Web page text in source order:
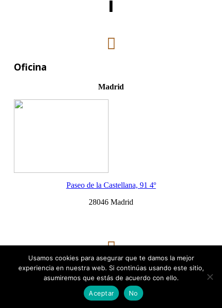
Oficina
Madrid
Paseo de la Castellana, 91 4º
28046 Madrid
Oficina
Barcelona
Usamos cookies para asegurar que te damos la mejor
experiencia en nuestra web. Si continúas usando este sitio,
asumiremos que estás de acuerdo con ello.
Aceptar
No